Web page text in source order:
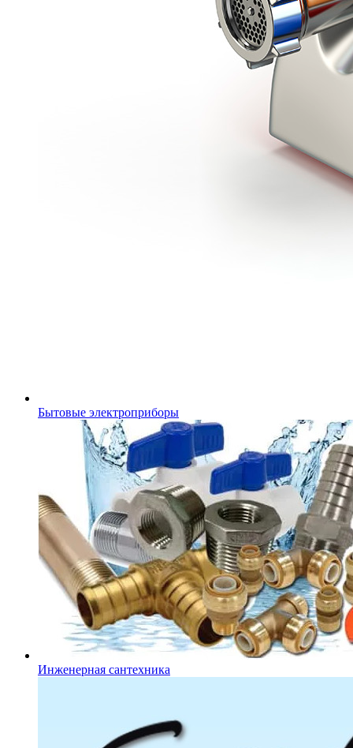
Бытовые электроприборы
Инженерная сантехника